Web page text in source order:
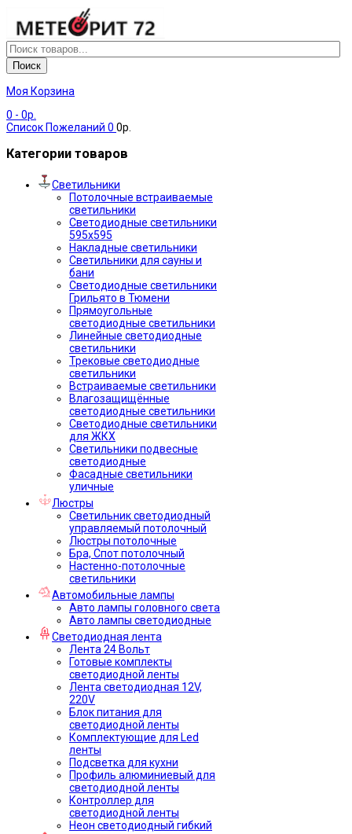
Поиск
Моя Корзина
0 - 0р.
Список Пожеланий 0 0р.
Категории товаров
Светильники
Потолочные встраиваемые
светильники
Светодиодные светильники
595х595
Накладные светильники
Светильники для сауны и
бани
Светодиодные светильники
Грильято в Тюмени
Прямоугольные
светодиодные светильники
Линейные светодиодные
светильники
Трековые светодиодные
светильники
Встраиваемые светильники
Влагозащищённые
светодиодные светильники
Светодиодные светильники
для ЖКХ
Светильники подвесные
светодиодные
Фасадные светильники
уличные
Люстры
Светильник светодиодный
управляемый потолочный
Люстры потолочные
Бра, Спот потолочный
Настенно-потолочные
светильники
Автомобильные лампы
Авто лампы головного света
Авто лампы светодиодные
Светодиодная лента
Лента 24 Вольт
Готовые комплекты
светодиодной ленты
Лента светодиодная 12V,
220V
Блок питания для
светодиодной ленты
Комплектующие для Led
ленты
Подсветка для кухни
Профиль алюминиевый для
светодиодной ленты
Контроллер для
светодиодной ленты
Неон светодиодный гибкий